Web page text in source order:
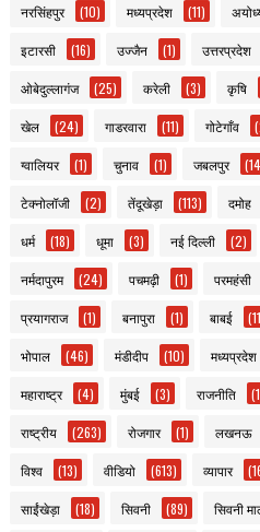
नरसिंहपुर (10) मध्यप्रदेश (11)
इटारसी (16) उज्जैन (1) उत्तरप्रदेश
ओबेदुल्लागंज (25) करेली (3) कृषि
खेल (24) गाडरवारा (11) गोटेगाँव
ग्वालियर (1) चुनाव (1) जबलपुर
टेक्नोलॉजी (2) तेंदूखेड़ा (113) दमोह
धर्म (18) धूमा (3) नई दिल्ली (2)
नर्मदापुरम (24) पचमढ़ी (1) परमहंसी
प्रयागराज (1) बनापुरा (1) बाबई
भोपाल (46) मंडीदीप (10) मध्यप्रदेश
महाराष्ट्र (4) मुंबई (3) राजनीति
राष्ट्रीय (263) रोजगार (1) लखनऊ
विश्व (13) वीडियो (613) व्यापार
साईंखेड़ा (18) सिवनी (89) सिवनी